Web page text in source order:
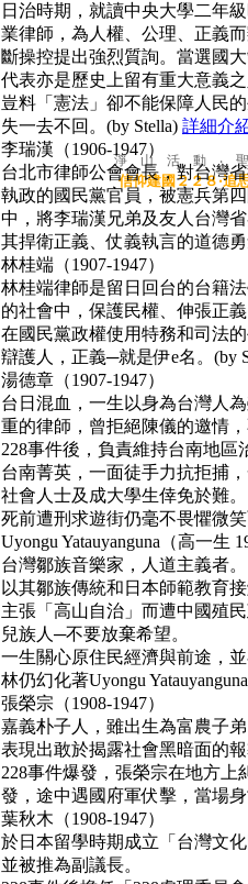
日治時期，就讀中央大學二年
業律師，為人權、公理、正義
斷操控提出強烈質詢。當選國
代表亦是歷史上留有重大意義
豈料「憲法」卻不能保障人民
失一去不回。(by Stella) 詳細介
李瑞漢（1906-1947）
台北市律師公會會長，對台灣
執政的國民黨官員，被憲兵第
中，將李瑞漢兄弟及友人台灣
其捍衛正義、仗義執言的道德
林桂端（1907-1947）
林桂端律師是留日回台的台籍
的社會中，保護民權、伸張正義
在國民黨政權使用特務和司法
辯護人，正義─就是伊e名。(by
湯德章（1907-1947）
台日混血，一生以身為台灣人
重的律師，曾拒絕陳儀的邀情，
228事件後，負責維持台南地
台南菁英，一面徒手力抗拒捕
社會人士及成大學生倖免於難。
死前遭刑求遊街仍毫不畏懼微
Uyongu Yatauyanguna（高一生
台灣鄒族音樂家，人道主義者。
以其鄒族傳統和日本師範教育
主張「高山自治」而遭中國殖
兒族人─不要放棄希望。
一生關心原住民經濟與前途，
林仍幻化著Uyongu
張榮宗（1908-1947）
嘉義朴子人，雖出生為富農子
表現出敢於揭露社會黑暗面的報
228事件爆發，張榮宗在地方
發，途中遇國府軍伏擊，當場身
葉秋木（1908-1947）
於日本留學時期成立「台灣文
並被推為副議長。
淨 山 活 動 ‧
信仰建國２２８‧追